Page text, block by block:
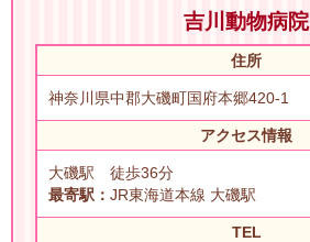
吉川動物病院
住所
神奈川県中郡大磯町国府本郷420-1
アクセス情報
大磯駅 徒歩36分
最寄駅： JR東海道本線 大磯駅
TEL